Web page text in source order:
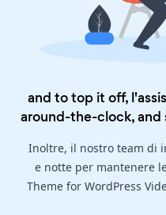
and to top it off,
around-the-clock, and
Inoltre, il nostro team di
e notte per mantenere
Theme for WordPress